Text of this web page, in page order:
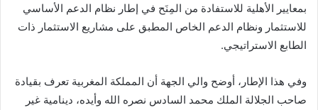
بمعايير الأهلية للاستفادة من المِنَح في إطار نظام الدعم الأساسي
للاستثمار ونظام الدعم الخاص المطبق على مشاريع الاستثمار ‏ذات
الطابع الاستراتيجي.
وفي هذا الإطار، أوضح والي الجهة أن المملكة المغربية تعرف بقيادة
صاحب الجلالة الملك محمد السادس نصره الله وأيده، دينامية غير